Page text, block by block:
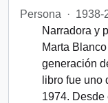
Persona
· 1938-
Narradora y
Marta
generación
libro fue uno
1974. Desde